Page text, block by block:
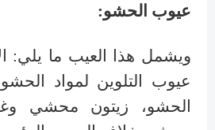
عيوب الحشو:
ويشمل هذا العيب ما يلي:
عيوب التلوين لمواد
الحشو، زيتون محشي